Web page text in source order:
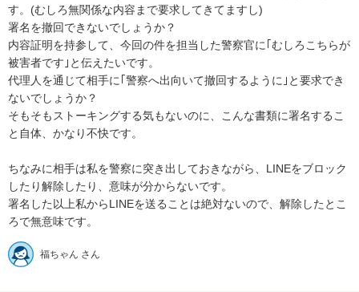
す。(むしろ無関係な内容まで要求してきてますし)
署名を撤回できないでしょうか？
内容証明を持参して、今回の件を担当した警察官に｢むしろこちらが
被害者です｣と伝えたいです。
代理人を通じて相手に｢警察へ出向いて撤回するように｣と要求でき
ないでしょうか？
そもそもストーキングする気もないのに、こんな書類に署名するこ
と自体、かなり不快です。
ちなみに相手は私を警察に突き出しておきながら、LINEをブロック
したり解除したり、意味が分からないです。
署名した以上私からLINEを送ることは絶対ないので、解除したとこ
ろで無意味です。
福ちゃん さん